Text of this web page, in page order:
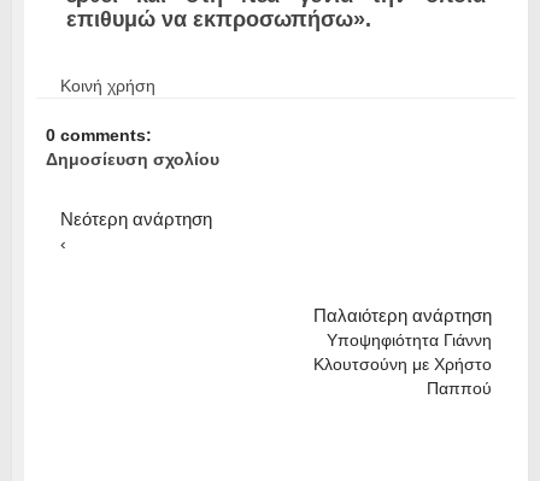
επιθυμώ να εκπροσωπήσω».
Κοινή χρήση
0 comments:
Δημοσίευση σχολίου
Νεότερη ανάρτηση
‹
Παλαιότερη ανάρτηση
Υποψηφιότητα Γιάννη
Κλουτσούνη με Χρήστο
Παππού